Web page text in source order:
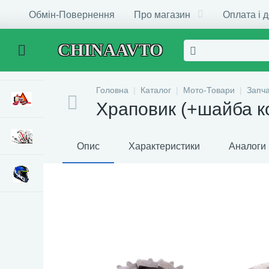
Обмін-Повернення Про магазин Оплата і
CHINAAVTO
Головна Каталог Мото-Товари
Храповик (+шайба
Опис Характеристики Аналоги